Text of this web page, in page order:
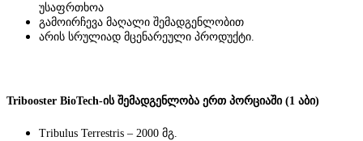
უსაფრთხოა
გამოირჩევა მაღალი შემადგენლობით
არის სრულიად მცენარეული პროდუქტი.
Tribooster BioTech-ის შემადგენლობა ერთ პორციაში (1 აბი)
Tribulus Terrestris – 2000 მგ.